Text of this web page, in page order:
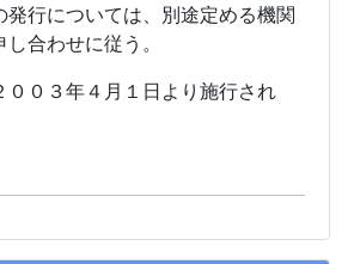
行については、別途定める機関
合わせに従う。
０３年４月１日より施行され